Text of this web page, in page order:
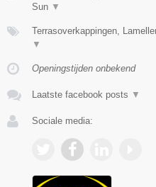
Sun ▼
Terrasoverkappingen,
▼
Openingstijden onbekend
Laatste facebook posts ▼
Sociale media: